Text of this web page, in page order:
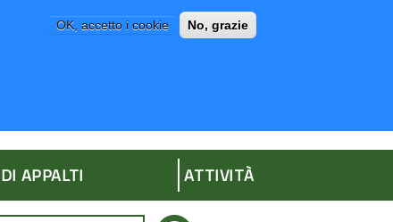
OK, accetto i cookie No, grazie
APPALTI ATTIVITÀ